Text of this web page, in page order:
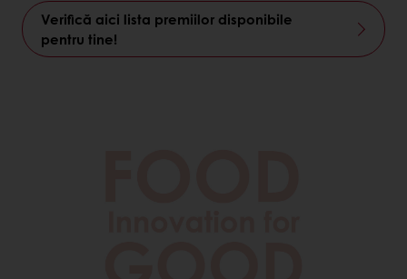
Verifică aici lista premiilor disponibile
pentru tine!